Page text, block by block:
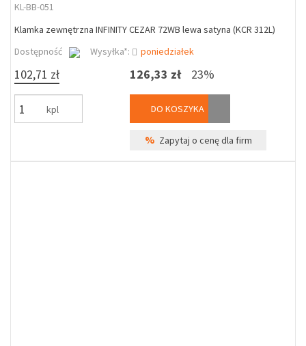
KL-BB-051
Klamka zewnętrzna INFINITY CEZAR 72WB lewa satyna (KCR 312L)
Dostępność
Wysyłka*: poniedziałek
102,71 zł
kpl
126,33 zł 23%
DO KOSZYKA
% Zapytaj o cenę dla firm